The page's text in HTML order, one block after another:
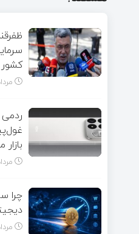
مرداد ۱۶,
مرداد ۱۵,
چرا
مرداد ۱۵,